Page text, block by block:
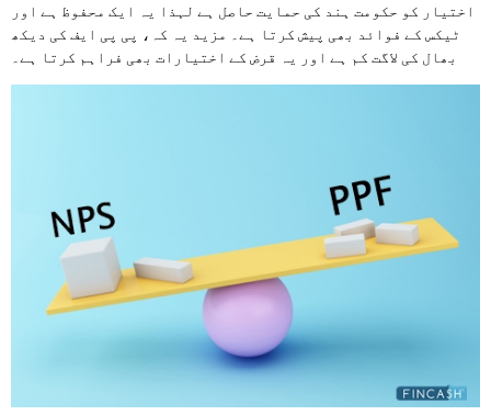
اختیار کو حکومت ہند کی حمایت حاصل ہے لہذا یہ ایک محفوظ ہے اور
ٹیکس کے فوائد بھی پیش کرتا ہے۔ مزید یہ کہ، پی پی ایف کی دیکھ
بھال کی لاگت کم ہے اور یہ قرض کے اختیارات بھی فراہم کرتا ہے۔